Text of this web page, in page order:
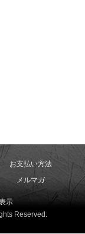
お支払い方法
メルマガ
示
Reserved.